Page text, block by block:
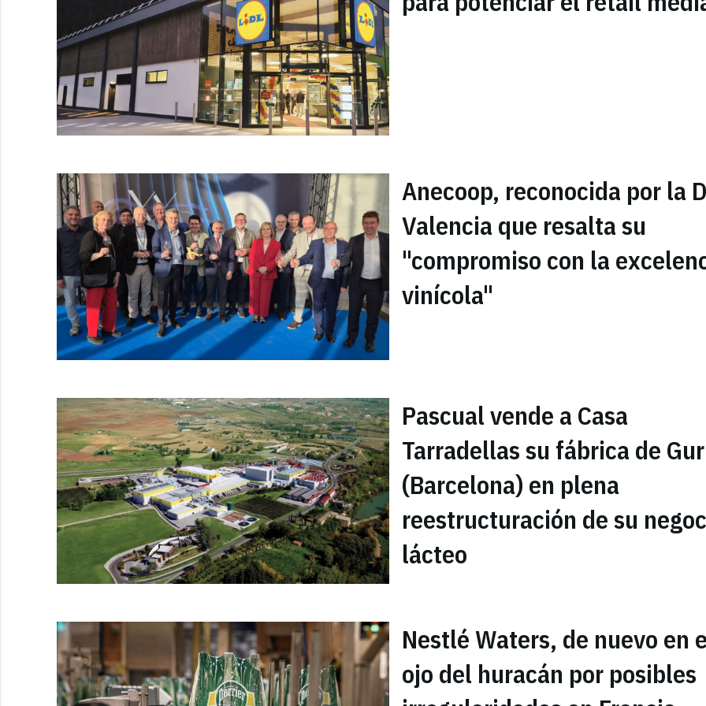
Anecoop, reconocida por la
Valencia que resalta su
"compromiso con la
vinícola"
Pascual vende a Casa
Tarradellas su fábrica de
(Barcelona) en plena
reestructuración de su
lácteo
Nestlé Waters, de nuevo en
ojo del huracán por posibles